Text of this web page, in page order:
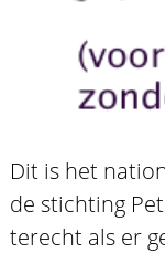
Dit is het
de stichting
terecht als er